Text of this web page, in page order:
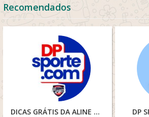
Recomendados
DICAS GRÁTIS DA ALINE 🔥🍀💰🚀
DP